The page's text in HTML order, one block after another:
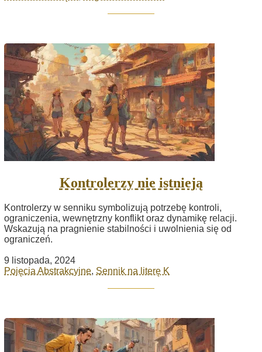
Kontrolerzy nie istnieją
Kontrolerzy w senniku symbolizują potrzebę kontroli,
ograniczenia, wewnętrzny konflikt oraz dynamikę relacji.
Wskazują na pragnienie stabilności i uwolnienia się od
ograniczeń.
9 listopada, 2024
Pojęcia Abstrakcyjne, Sennik na literę K